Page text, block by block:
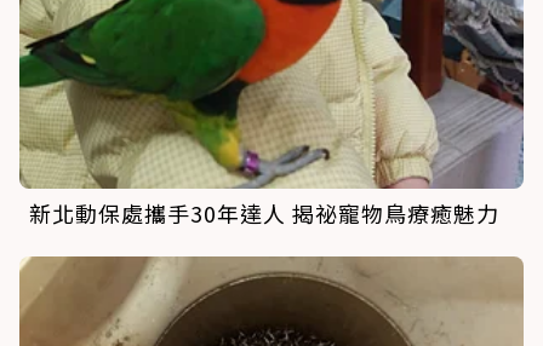
新北動保處攜手30年達人 揭祕寵物鳥療癒魅力